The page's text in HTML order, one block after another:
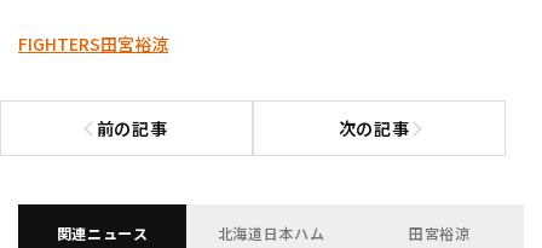
FIGHTERS田宮裕涼
前の記事
前の記事へ 次の記事次の記事へ
関連ニュース 北海道日本ハム 田宮裕涼